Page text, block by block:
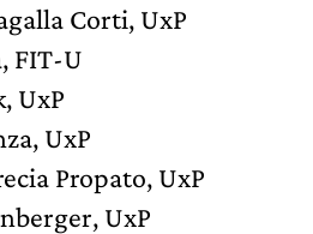
Corti, UxP
FIT-U
UxP
UxP
Propato, UxP
UxP